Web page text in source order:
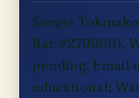
Sergei
Bar #279869),
pending. Email
educational;